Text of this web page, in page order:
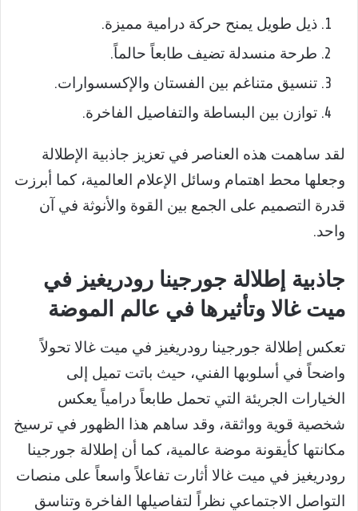
ذيل طويل يمنح حركة درامية مميزة.
طرحة منسدلة تضيف طابعاً حالماً.
تنسيق متناغم بين الفستان والإكسسوارات.
توازن بين البساطة والتفاصيل الفاخرة.
لقد ساهمت هذه العناصر في تعزيز جاذبية الإطلالة
وجعلها محط اهتمام وسائل الإعلام العالمية، كما أبرزت
قدرة التصميم على الجمع بين القوة والأنوثة في آن
واحد.
جاذبية إطلالة جورجينا رودريغيز في
ميت غالا وتأثيرها في عالم الموضة
تعكس إطلالة جورجينا رودريغيز في ميت غالا تحولاً
واضحاً في أسلوبها الفني، حيث باتت تميل إلى
الخيارات الجريئة التي تحمل طابعاً درامياً يعكس
شخصية قوية وواثقة، وقد ساهم هذا الظهور في ترسيخ
مكانتها كأيقونة موضة عالمية، كما أن إطلالة جورجينا
رودريغيز في ميت غالا أثارت تفاعلاً واسعاً على منصات
التواصل الاجتماعي نظراً لتفاصيلها الفاخرة وتناسق